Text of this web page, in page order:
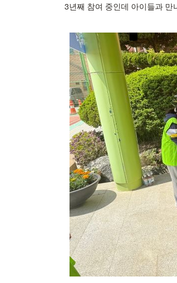
3년째 참여 중인데 아이들과 만